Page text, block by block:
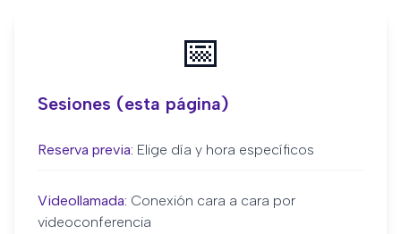
📅
Sesiones (esta página)
Reserva previa: Elige día y hora específicos
Videollamada: Conexión cara a cara por
videoconferencia